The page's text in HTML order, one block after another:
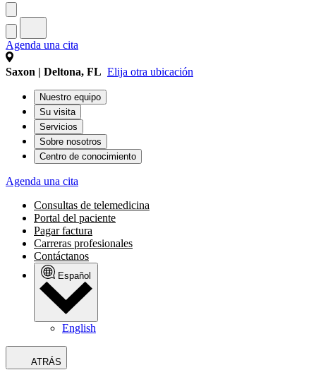
Agenda una cita
Saxon | Deltona, FL Elija otra ubicación
Nuestro equipo
Su visita
Servicios
Sobre nosotros
Centro de conocimiento
Agenda una cita
Consultas de telemedicina
Portal del paciente
Pagar factura
Carreras profesionales
Contáctanos
Español
English
ATRÁS